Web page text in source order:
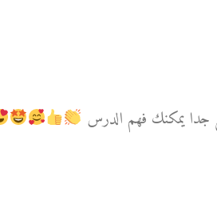
جدا يمكنك فهم الدرس